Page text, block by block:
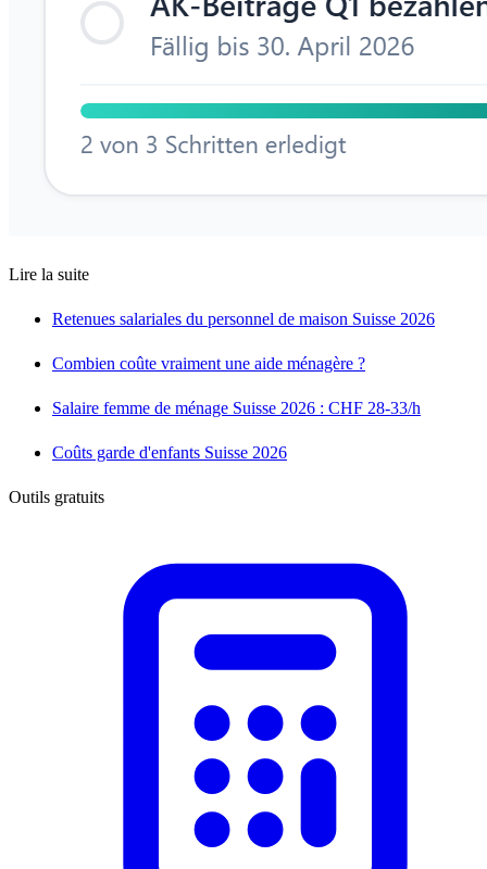
Lire la suite
Retenues salariales du personnel de maison Suisse 2026
Combien coûte vraiment une aide ménagère ?
Salaire femme de ménage Suisse 2026 : CHF 28-33/h
Coûts garde d'enfants Suisse 2026
Outils gratuits